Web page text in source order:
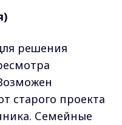
решения
старого проекта
Семейные